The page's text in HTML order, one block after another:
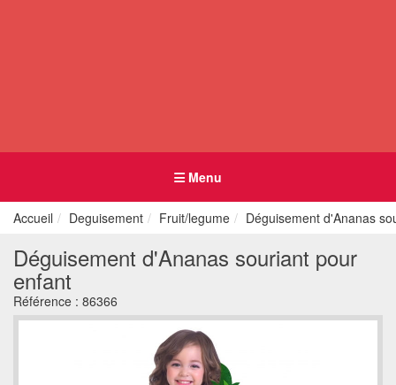
Menu
Accueil Deguisement Fruit/legume Déguisement d'Ananas
Déguisement d'Ananas souriant pour
enfant
Référence : 86366